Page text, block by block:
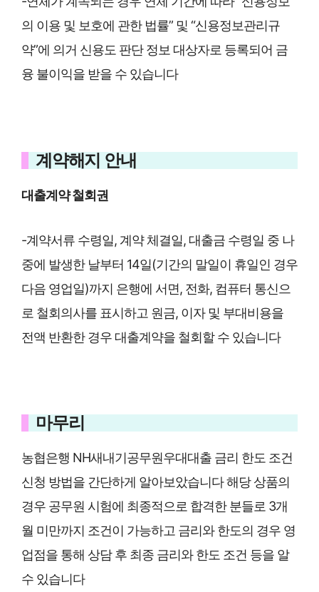
의 이용 및 보호에 관한 법률” 및 “신용정보관리규
약”에 의거 신용도 판단 정보 대상자로 등록되어 금
융 불이익을 받을 수 있습니다
계약해지 안내
대출계약 철회권
-계약서류 수령일, 계약 체결일, 대출금 수령일 중 나
중에 발생한 날부터 14일(기간의 말일이 휴일인 경우
다음 영업일)까지 은행에 서면, 전화, 컴퓨터 통신으
로 철회의사를 표시하고 원금, 이자 및 부대비용을
전액 반환한 경우 대출계약을 철회할 수 있습니다
마무리
농협은행 NH새내기공무원우대대출 금리 한도 조건
신청 방법을 간단하게 알아보았습니다 해당 상품의
경우 공무원 시험에 최종적으로 합격한 분들로 3개
월 미만까지 조건이 가능하고 금리와 한도의 경우 영
업점을 통해 상담 후 최종 금리와 한도 조건 등을 알
수 있습니다